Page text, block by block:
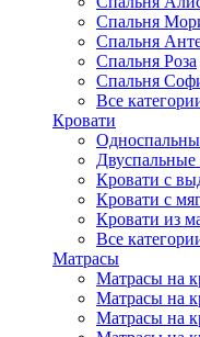
Спальня
Спальня
Спальня Роза
Спальня
Все
Кровати
Двуспальные
Кровати с
Кровати с
Кровати из
Все
Матрасы
Матрасы на
Матрасы на
Матрасы на